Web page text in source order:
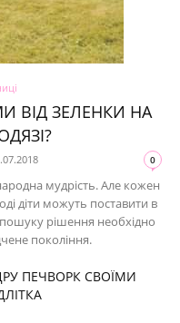
ВІД ЗЕЛЕНКИ НА
0
мудрість. Але кожен
діти можуть поставити в
пошуку рішення необхідно
покоління.
ПЕЧВОРК СВОЇМИ